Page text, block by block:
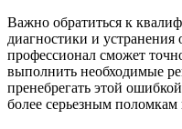
Важно обратиться к
диагностики и
профессионал сможет
выполнить необходимые
пренебрегать этой
более серьезным